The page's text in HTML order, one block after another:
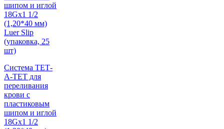
Система ТЕТ-
А-ТЕТ для
переливания
крови с
пластиковым
шипом и иглой
18Gх1 1/2